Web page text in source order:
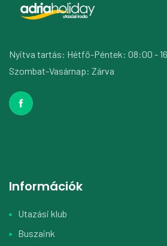
Nyitva tartás: Hétfő-Péntek: 08:00 -
Szombat-Vasárnap: Zárva
Információk
Utazási klub
Buszaink